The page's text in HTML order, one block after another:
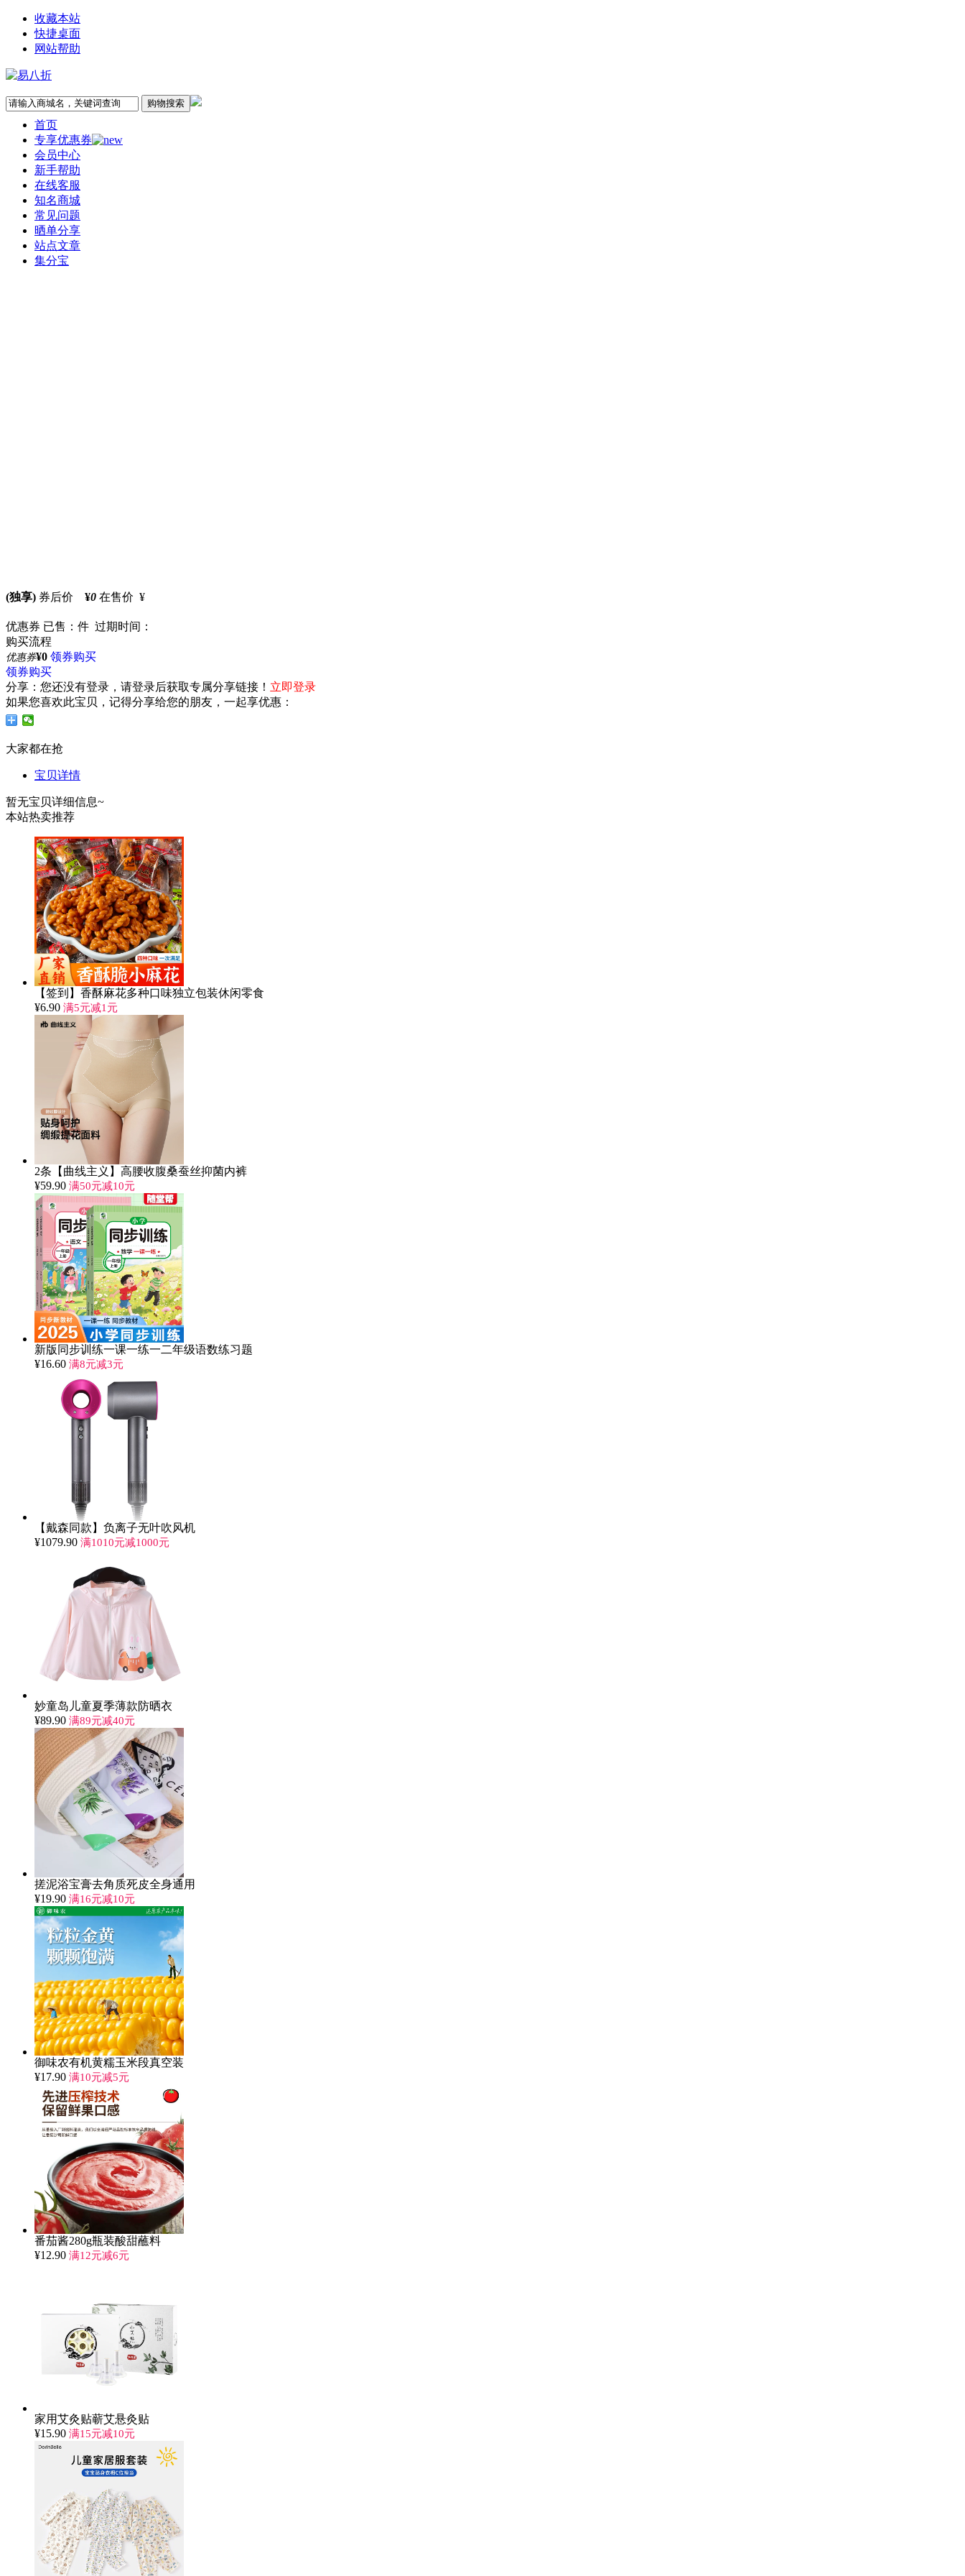
收藏本站
快捷桌面
网站帮助
首页
专享优惠券
会员中心
新手帮助
在线客服
知名商城
常见问题
晒单分享
站点文章
集分宝
(独享) 券后价 ¥0 在售价 ¥
优惠券 已售：件 过期时间：
购买流程
优惠券¥0 领券购买
领券购买
分享： 您还没有登录，请登录后获取专属分享链接！ 立即登录
如果您喜欢此宝贝，记得分享给您的朋友，一起享优惠：
大家都在抢
宝贝详情
暂无宝贝详细信息~
本站热卖推荐
【签到】香酥麻花多种口味独立包装休闲零食
¥6.90 满5元减1元
2条【曲线主义】高腰收腹桑蚕丝抑菌内裤
¥59.90 满50元减10元
新版同步训练一课一练一二年级语数练习题
¥16.60 满8元减3元
【戴森同款】负离子无叶吹风机
¥1079.90 满1010元减1000元
妙童岛儿童夏季薄款防晒衣
¥89.90 满89元减40元
搓泥浴宝膏去角质死皮全身通用
¥19.90 满16元减10元
御味农有机黄糯玉米段真空装
¥17.90 满10元减5元
番茄酱280g瓶装酸甜蘸料
¥12.90 满12元减6元
家用艾灸贴蕲艾悬灸贴
¥15.90 满15元减10元